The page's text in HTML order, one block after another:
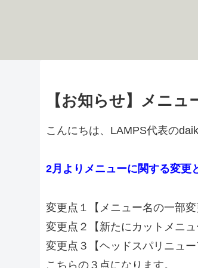
【お知らせ】メニ
こんにちは、LAMPS代表の
2月よりメニューに関する変更
変更点１【メニュー名の一部変
変更点２【新たにカットメニュ
変更点３【ヘッドスパリニュー
こちらの３点になります。